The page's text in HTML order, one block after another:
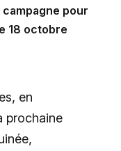
pour
18 octobre
en
prochaine